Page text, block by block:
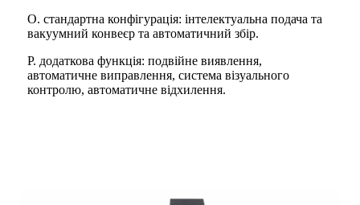
O. стандартна конфігурація: інтелектуальна подача та
вакуумний конвеєр та автоматичний збір.
P. додаткова функція: подвійне виявлення,
автоматичне виправлення, система візуального
контролю, автоматичне відхилення.